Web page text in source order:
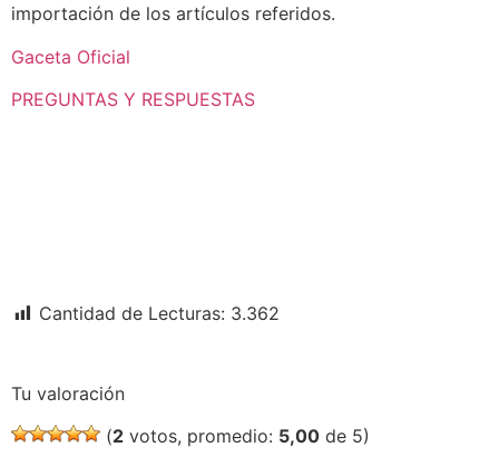
importación de los artículos referidos.
Gaceta Oficial
PREGUNTAS Y RESPUESTAS
Cantidad de Lecturas: 3.362
Tu valoración
(2 votos, promedio: 5,00 de 5)